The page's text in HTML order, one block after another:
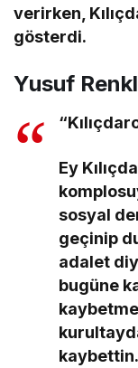
verirken,
gösterdi.
Yusuf
Ey
sosyal
geçinip
adalet
bugüne